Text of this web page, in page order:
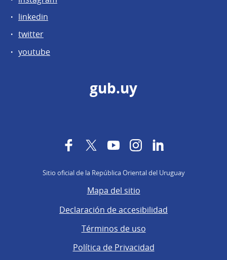
linkedin
twitter
youtube
gub.uy
FacebookTwitterYouTubeInstagram
Sitio oficial de la República Oriental del Uruguay
Mapa del sitio
Declaración de accesibilidad
Términos de uso
Política de Privacidad